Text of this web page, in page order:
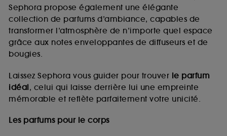
Sephora propose également une élégante
collection de parfums d’ambiance, capables de
transformer l’atmosphère de n’importe quel espace
grâce aux notes enveloppantes de diffuseurs et de
bougies.
Laissez Sephora vous guider pour trouver le parfum
idéal, celui qui laisse derrière lui une empreinte
mémorable et reflète parfaitement votre unicité.
Les parfums pour le corps
de vous plaire via des publicités, y compris sur des
sites tiers et sur les réseaux sociaux, sur la base
des pages que vous avez consultées, de votre
navigation, et de l'historique de vos interactions.
d’en améliorer la performance.
Cookies de sécurisation des paiements en ligne :
fraudes aux moyens de paiement et les
usurpations d’identité.